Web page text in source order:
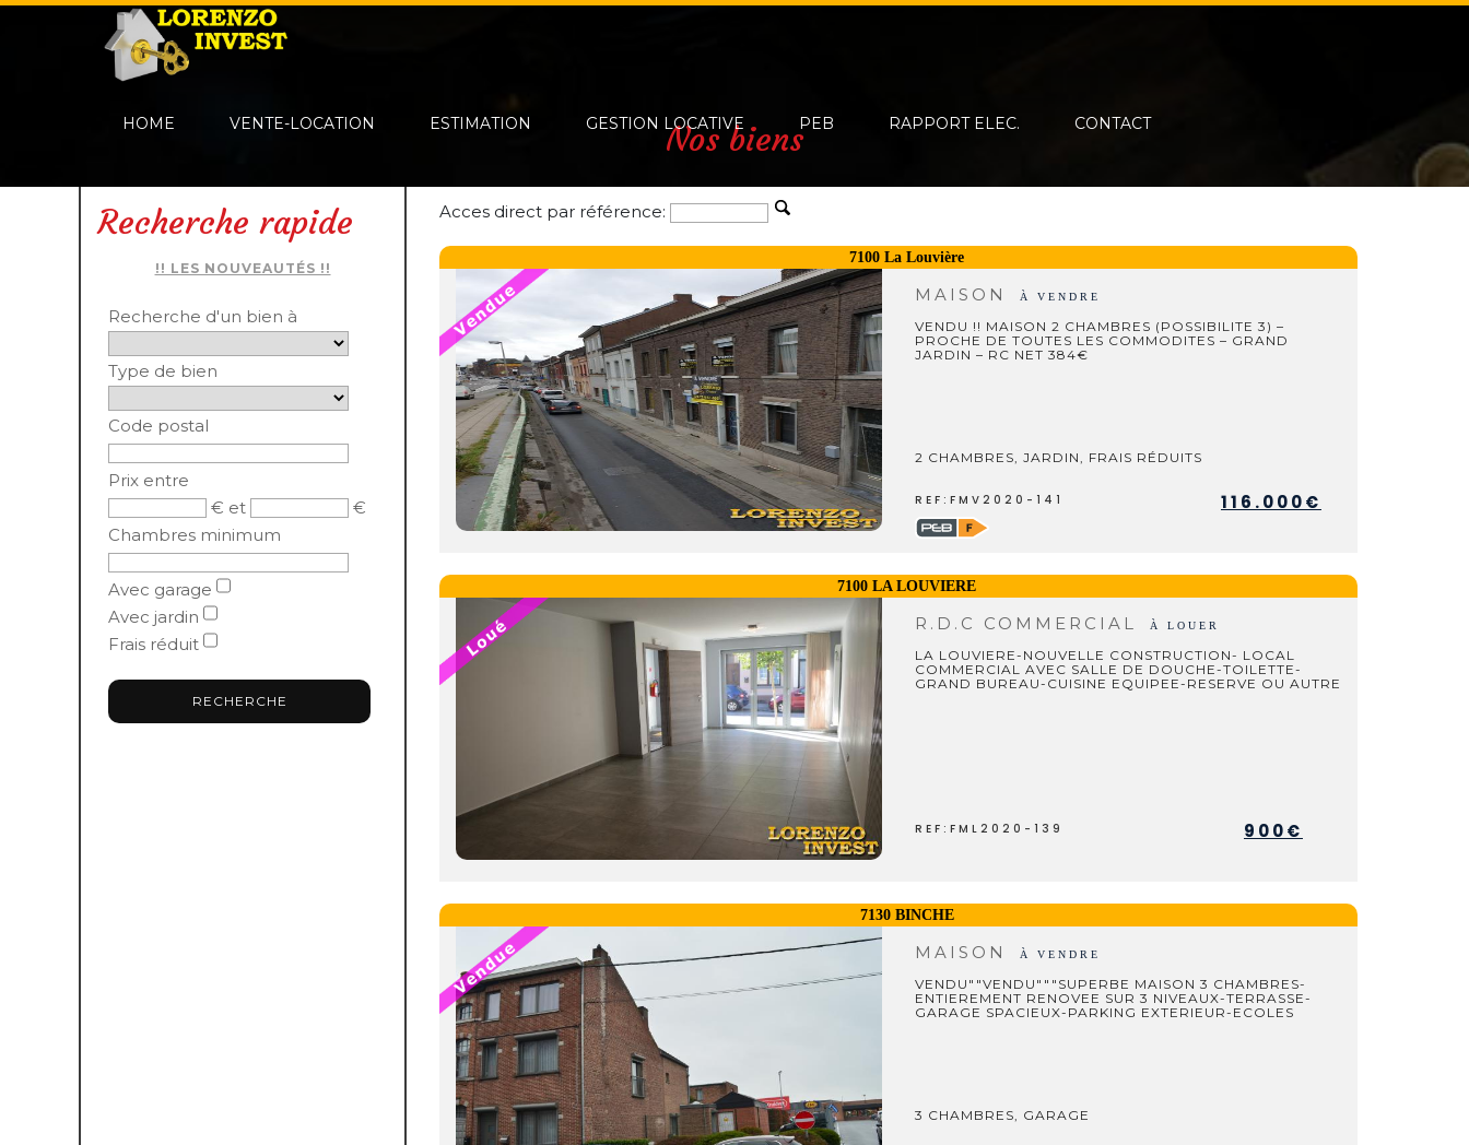
HOME VENTE-LOCATION ESTIMATION GESTION LOCATIVE PEB RAPPORT ELEC. CONTACT
Nos biens
Recherche rapide
!! LES NOUVEAUTÉS !!
Recherche d'un bien à
Type de bien
Code postal
Prix entre
€ et
€
Chambres minimum
Avec garage
Avec jardin
Frais réduit
Acces direct par référence:
7100 La Louvière
MAISON À VENDRE
VENDU !! MAISON 2 CHAMBRES (POSSIBILITE 3) –
PROCHE DE TOUTES LES COMMODITES – GRAND
JARDIN – RC NET 384€
2 CHAMBRES, JARDIN, FRAIS RÉDUITS
REF:FMV2020-141 116.000€
7100 LA LOUVIERE
R.D.C COMMERCIAL À LOUER
LA LOUVIERE-NOUVELLE CONSTRUCTION- LOCAL
COMMERCIAL AVEC SALLE DE DOUCHE-TOILETTE-
GRAND BUREAU-CUISINE EQUIPEE-RESERVE OU AUTRE
REF:FML2020-139 900€
7130 BINCHE
MAISON À VENDRE
VENDU""VENDU"""SUPERBE MAISON 3 CHAMBRES-
ENTIEREMENT RENOVEE SUR 3 NIVEAUX-TERRASSE-
GARAGE SPACIEUX-PARKING EXTERIEUR-ECOLES
3 CHAMBRES, GARAGE